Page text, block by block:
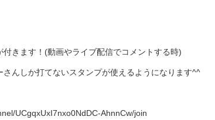
きます！(動画やライブ配信でコメントする時)
んしか打てないスタンプが使えるようになります^^
UCgqxUxI7nxo0NdDC-AhnnCw/join